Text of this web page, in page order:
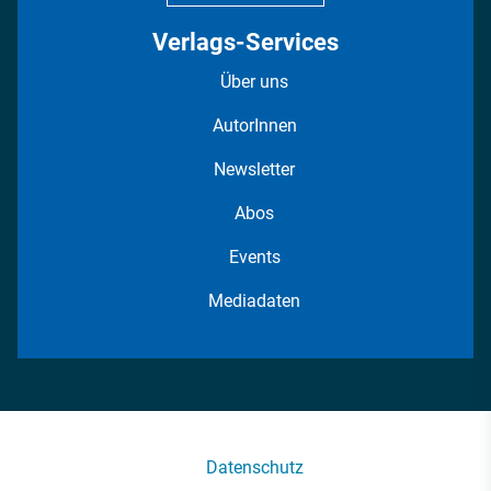
Verlags-Services
Über uns
AutorInnen
Newsletter
Abos
Events
Mediadaten
Datenschutz